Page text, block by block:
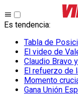
Es tendencia:
Tabla de
El video de
Claudio Bravo
El refuerzo de
Momento
Gana Unión